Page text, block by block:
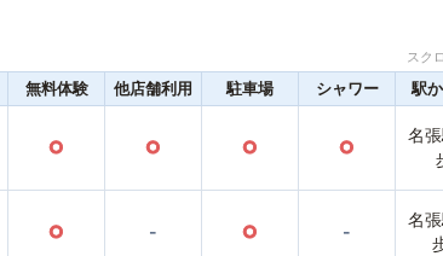
スク
無料体験 他店舗利用 駐車場 シャワー 駅
○ ○ ○ ○
名
○ - ○ -
名